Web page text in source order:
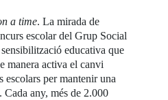
a time. La mirada de
escolar del Grup Social
educativa que
manera activa el canvi
escolars per mantenir una
Cada any, més de 2.000